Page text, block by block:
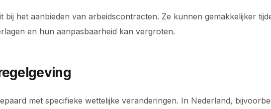
het aanbieden van arbeidscontracten. Ze kunnen gemakkelijker
en hun aanpasbaarheid kan vergroten.
met specifieke wettelijke veranderingen. In Nederland,